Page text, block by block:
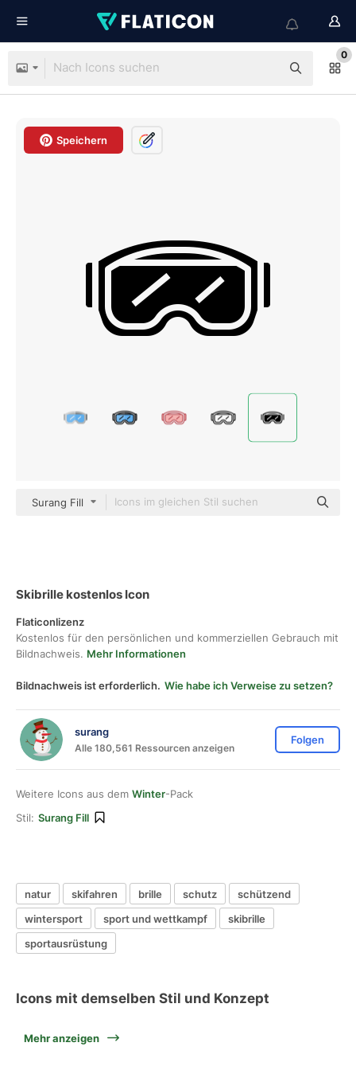
0
Speichern
Surang Fill
Skibrille kostenlos Icon
Flaticonlizenz
Kostenlos für den persönlichen und kommerziellen Gebrauch mit
Bildnachweis. Mehr Informationen
Bildnachweis ist erforderlich. Wie habe ich Verweise zu setzen?
surang
Alle 180,561 Ressourcen anzeigen
Folgen
Weitere Icons aus dem Winter-Pack
Stil: Surang Fill
natur skifahren brille schutz
schützend
wintersport
sport und wettkampf
skibrille
sportausrüstung
Icons mit demselben Stil und Konzept
Mehr anzeigen